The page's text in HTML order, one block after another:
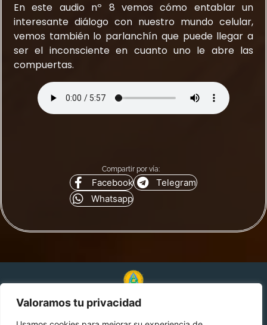
Valoramos tu privacidad
En este audio nº 8 vemos cómo entablar un
interesante diálogo con nuestro mundo celular,
vemos también lo parlanchín que puede llegar a
ser el inconsciente en cuanto uno le abre las
compuertas.
Compartir por vía:
Facebook
Telegram
Whatsapp
© 2024 Alquimia Genética. Todos los derechos
reservados.